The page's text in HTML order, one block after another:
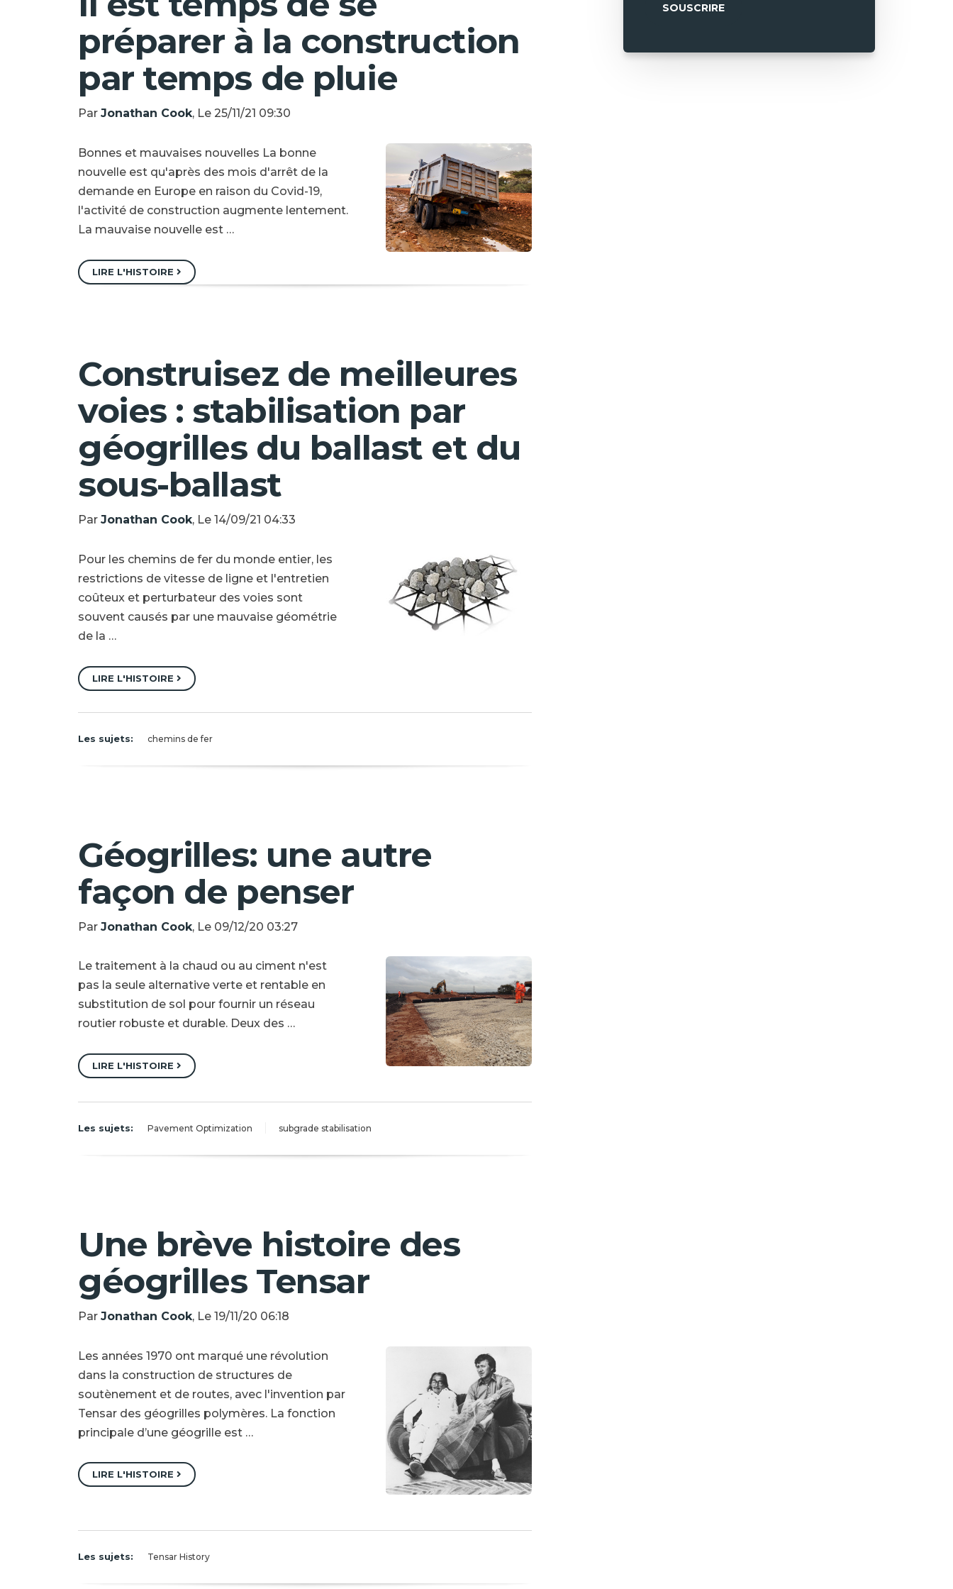
préparer à la construction
par temps de pluie
Par Jonathan Cook, Le 25/11/21 09:30
Bonnes et mauvaises nouvelles La bonne
nouvelle est qu'après des mois d'arrêt de la
demande en Europe en raison du Covid-19,
l'activité de construction augmente lentement.
La mauvaise nouvelle est …
LIRE L'HISTOIRE
Construisez de meilleures
voies : stabilisation par
géogrilles du ballast et du
sous-ballast
Par Jonathan Cook, Le 14/09/21 04:33
Pour les chemins de fer du monde entier, les
restrictions de vitesse de ligne et l'entretien
coûteux et perturbateur des voies sont
souvent causés par une mauvaise géométrie
de la …
LIRE L'HISTOIRE
Les sujets: chemins de fer
Géogrilles: une autre
façon de penser
Par Jonathan Cook, Le 09/12/20 03:27
Le traitement à la chaud ou au ciment n'est
pas la seule alternative verte et rentable en
substitution de sol pour fournir un réseau
routier robuste et durable. Deux des …
LIRE L'HISTOIRE
Les sujets: Pavement Optimization subgrade stabilisation
Une brève histoire des
géogrilles Tensar
Par Jonathan Cook, Le 19/11/20 06:18
Les années 1970 ont marqué une révolution
dans la construction de structures de
soutènement et de routes, avec l'invention par
Tensar des géogrilles polymères. La fonction
principale d’une géogrille est …
LIRE L'HISTOIRE
Les sujets: Tensar History